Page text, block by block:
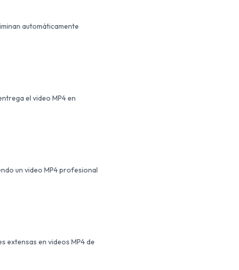
automáticamente
el video MP4 en
un video MP4 profesional
extensas en videos MP4 de